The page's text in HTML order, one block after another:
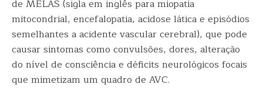
de MELAS (sigla em inglês para miopatia
mitocondrial, encefalopatia, acidose lática e episódios
semelhantes a acidente vascular cerebral), que pode
causar sintomas como convulsões, dores, alteração
do nível de consciência e déficits neurológicos focais
que mimetizam um quadro de AVC.